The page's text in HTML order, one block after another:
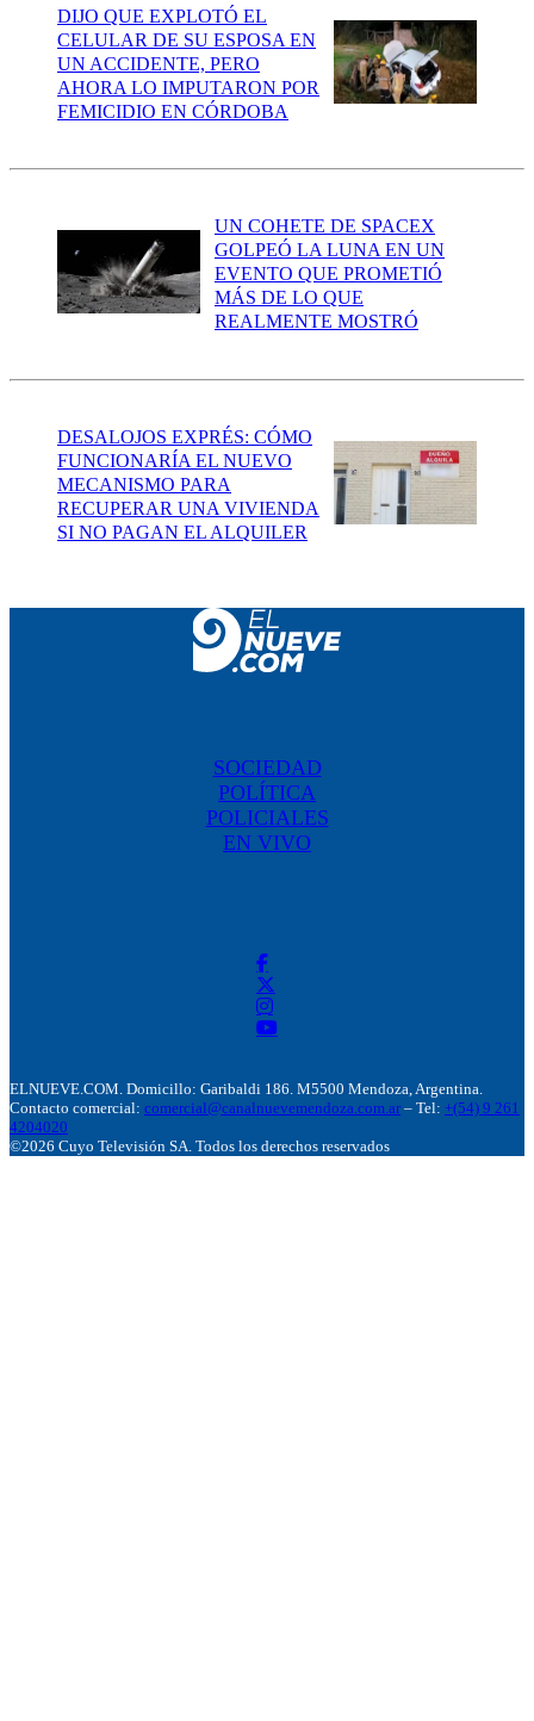
DIJO QUE EXPLOTÓ EL
CELULAR DE SU ESPOSA EN
UN ACCIDENTE, PERO
AHORA LO IMPUTARON POR
FEMICIDIO EN CÓRDOBA
UN COHETE DE SPACEX
GOLPEÓ LA LUNA EN UN
EVENTO QUE PROMETIÓ
MÁS DE LO QUE
REALMENTE MOSTRÓ
DESALOJOS EXPRÉS: CÓMO
FUNCIONARÍA EL NUEVO
MECANISMO PARA
RECUPERAR UNA VIVIENDA
SI NO PAGAN EL ALQUILER
SOCIEDAD
POLÍTICA
POLICIALES
EN VIVO
ELNUEVE.COM. Domicillo: Garibaldi 186. M5500 Mendoza, Argentina.
Contacto comercial: comercial@canalnuevemendoza.com.ar – Tel: +(54) 9 261
4204020
©2026 Cuyo Televisión SA. Todos los derechos reservados